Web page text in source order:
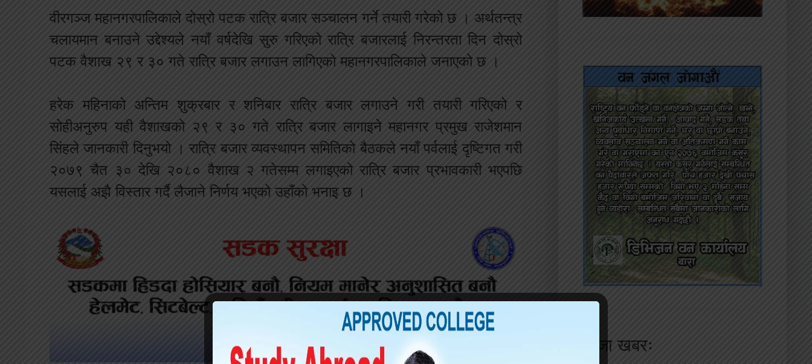
वीरगञ्ज महानगरपालिकाले दोस्रो पटक रात्रि बजार सञ्चालन गर्ने तयारी गरेको छ । अर्थतन्त्र
चलायमान बनाउने उद्देश्यले नयाँ वर्षदेखि सुरु गरिएको रात्रि बजारलाई निरन्तरता दिन दोस्रो
पटक वैशाख २९ र ३० गते रात्रि बजार लगाउन लागिएको महानगरपालिकाले जनाएको छ ।
हरेक महिनाको अन्तिम शुक्रबार र शनिबार रात्रि बजार लगाउने गरी तयारी गरिएको र
सोहीअनुरुप यही वैशाखको २९ र ३० गते रात्रि बजार लागाइने महानगर प्रमुख राजेशमान
सिंहले जानकारी दिनुभयो । रात्रि बजार व्यवस्थापन समितिको बैठकले नयाँ पर्वलाई दृष्टिगत गरी
२०७९ चैत ३० देखि २०८० वैशाख २ गतेसम्म लगाइएको रात्रि बजार प्रभावकारी भएपछि
यसलाई अझै विस्तार गर्दै लैजाने निर्णय भएको उहाँको भनाइ छ ।
ताजा खबरः